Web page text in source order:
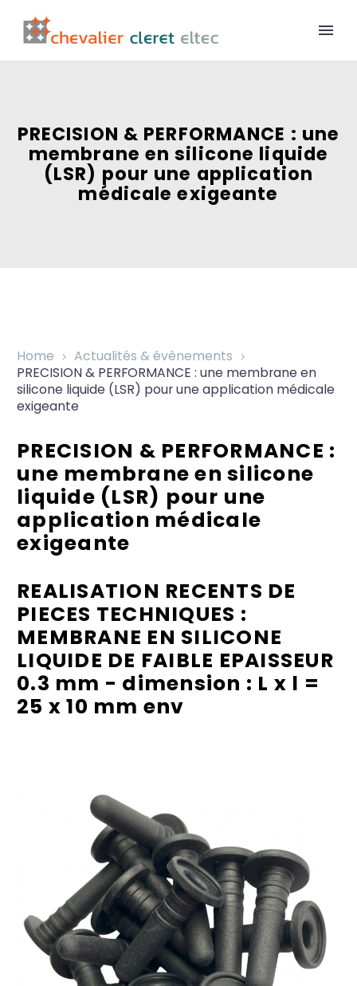
PRECISION & PERFORMANCE : une
membrane en silicone liquide
(LSR) pour une application
médicale exigeante
Home
Actualités & évènements
PRECISION & PERFORMANCE : une membrane en
silicone liquide (LSR) pour une application médicale
exigeante
PRECISION & PERFORMANCE :
une membrane en silicone
liquide (LSR) pour une
application médicale
exigeante
REALISATION RECENTS DE
PIECES TECHNIQUES :
MEMBRANE EN SILICONE
LIQUIDE DE FAIBLE EPAISSEUR
0.3 mm - dimension : L x l =
25 x 10 mm env